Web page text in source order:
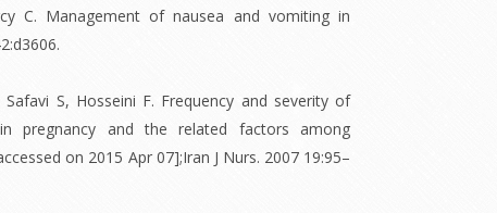
C. Management of nausea and vomiting in
S, Hosseini F. Frequency and severity of
pregnancy and the related factors among
on 2015 Apr 07];Iran J Nurs. 2007 19:95–